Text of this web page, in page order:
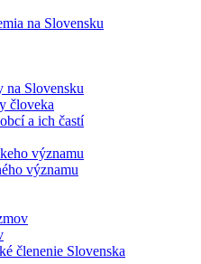
na Slovensku
na Slovensku
človeka
a ich častí
významu
významu
členenie Slovenska